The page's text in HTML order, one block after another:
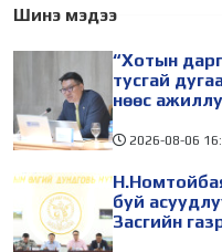
комиссын даргын 3 дугаар
Өмнөговь аймагт
Шинэ мэдээ
“Хотын
тусгай
нөөс
2026-08-06
буй
Засгийн